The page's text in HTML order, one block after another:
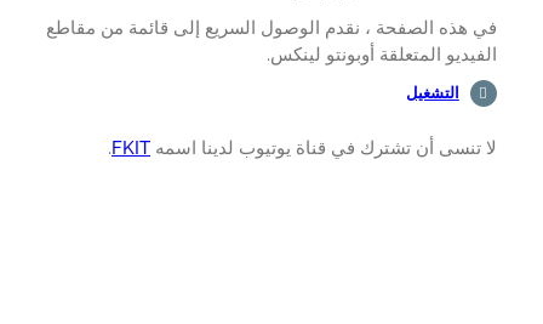
هذه الصفحة ، نقدم الوصول السريع إلى قائمة من مقاطع
المتعلقة أوبونتو لينكس.
التشغيل
تنسى أن تشترك في قناة يوتيوب لدينا اسمهFKIT
.